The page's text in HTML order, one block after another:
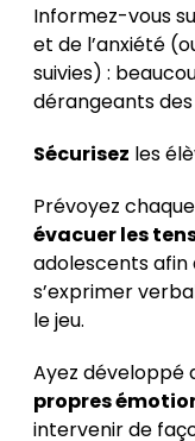
Informez-vous
et de l’anxiété
suivies) :
dérangeants
Sécurisez les
Prévoyez
évacuer les
adolescents
s’exprimer
le jeu.
Ayez développé
propres
intervenir de